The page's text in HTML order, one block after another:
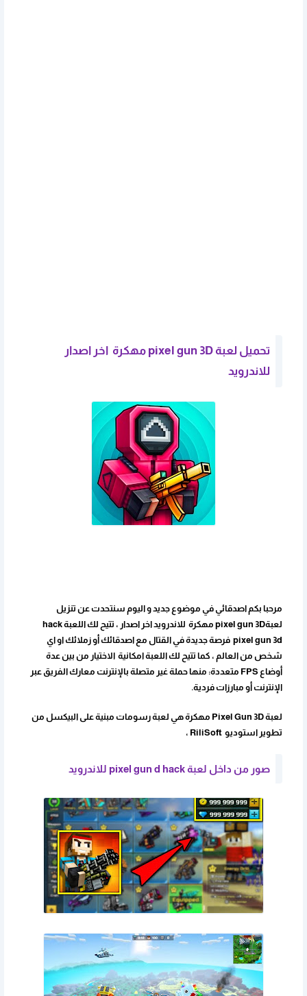
تحميل لعبة pixel gun 3D مهكرة اخر اصدار
للاندرويد
مرحبا بكم اصدقائي في موضوع جديد و اليوم سنتحدت عن تنزيل
لعبةpixel gun 3D مهكرة للاندرويد اخر اصدار ، تتيح لك اللعبة hack
pixel gun 3d فرصة جديدة في القتال مع اصدقائك أو زملائك او اي
شخص من العالم ، كما تتيح لك اللعبة امكانية الاختيار من بين عدة
أوضاع FPS متعددة: منها حملة غير متصلة بالإنترنت معارك الفريق عبر
الإنترنت أو مبارزات فردية.
لعبة Pixel Gun 3D مهكرة هي لعبة رسومات مبنية على البيكسل من
تطوير استوديو RiliSoft ،
صور من داخل لعبة pixel gun d hack للاندرويد